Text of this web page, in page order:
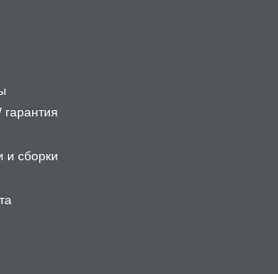
и сборки